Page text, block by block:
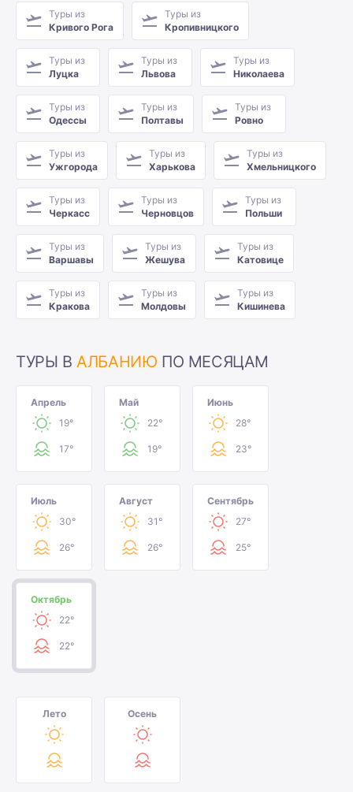
Туры из
Кривого Рога
Туры из
Кропивницкого
Туры из
Луцка
Туры из
Львова
Туры из
Николаева
Туры из
Одессы
Туры из
Полтавы
Туры из
Ровно
Туры из
Ужгорода
Туры из
Харькова
Туры из
Хмельницкого
Туры из
Черкасс
Туры из
Черновцов
Туры из
Польши
Туры из
Варшавы
Туры из
Жешува
Туры из
Катовице
Туры из
Кракова
Туры из
Молдовы
Туры из
Кишинева
ТУРЫ В АЛБАНИЮ ПО МЕСЯЦАМ
Апрель
19°
17°
Май
22°
19°
Июнь
28°
23°
Июль
30°
26°
Август
31°
26°
Сентябрь
27°
25°
Октябрь
22°
22°
Лето Осень